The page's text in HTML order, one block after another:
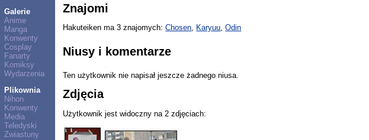
Galerie
Anime
Manga
Konwenty
Cosplay
Fanarty
Komiksy
Wydarzenia
Plikownia
Nihon
Konwenty
Media
Teledyski
Zwiastuny
Znajomi
Hakuteiken ma 3 znajomych:Chosen, Karyuu,Odin
Niusy i komentarze
Ten użytkownik nie napisał jeszcze żadnego niusa.
Zdjęcia
Użytkownik jest widoczny na 2 zdjęciach: